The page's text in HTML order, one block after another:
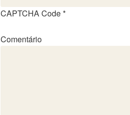
CAPTCHA Code*
Comentário